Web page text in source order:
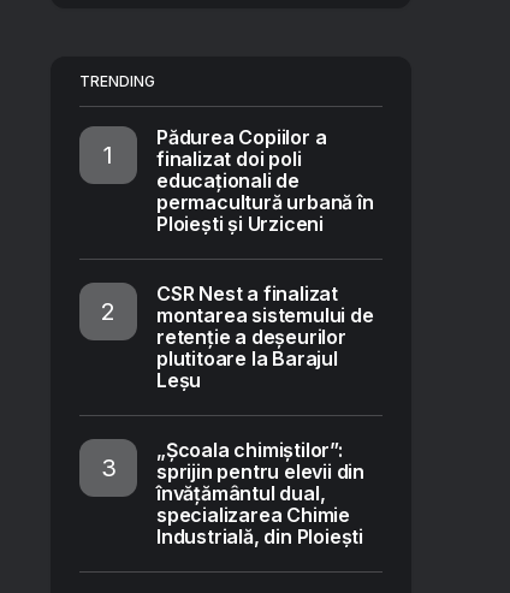
TRENDING
Pădurea Copiilor a
finalizat doi poli
educaționali de
permacultură urbană în
Ploiești și Urziceni
CSR Nest a finalizat
montarea sistemului de
retenție a deșeurilor
plutitoare la Barajul
Leșu
„Școala chimiștilor”:
sprijin pentru elevii din
învățământul dual,
specializarea Chimie
Industrială, din Ploiești